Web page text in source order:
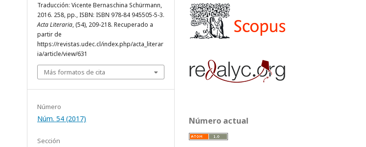
Traducción: Vicente Bernaschina Schürmann,
2016. 258, pp., ISBN: ISBN 978-84 945505-5-3.
Acta Literaria, (54), 209-218. Recuperado a
partir de
https://revistas.udec.cl/index.php/acta_literar
ia/article/view/631
Más formatos de cita
Número
Núm. 54 (2017)
Sección
Número actual